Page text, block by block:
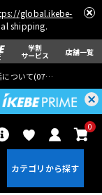
global.ikebe-
shipping.
学割
サービス 店舗一覧
について(07月29日
0